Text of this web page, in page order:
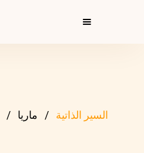
السير الذاتية
ماريا